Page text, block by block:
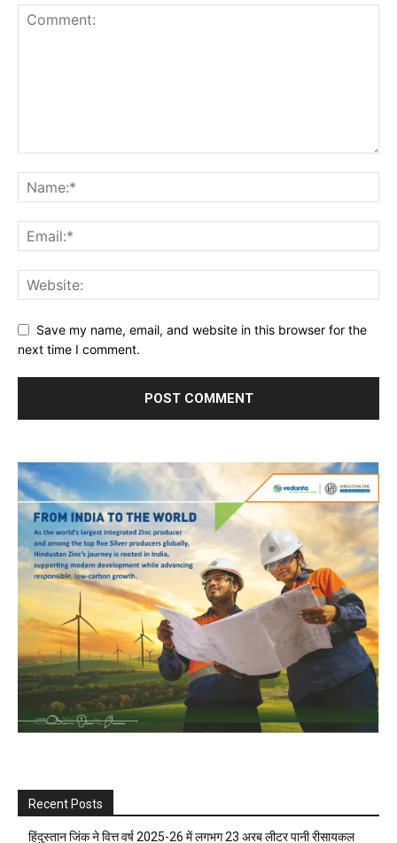
Save my name, email, and website in this browser for the
next time I comment.
Recent Posts
हिंदुस्तान जिंक ने वित्त वर्ष 2025-26 में लगभग 23 अरब लीटर पानी रीसायकल